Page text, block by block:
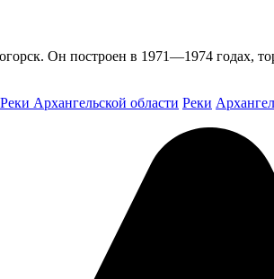
Он построен в 1971—1974 годах,
Реки Архангельской области Реки